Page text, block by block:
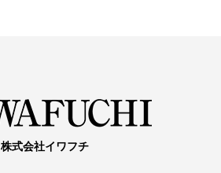
株式会社イワフチ